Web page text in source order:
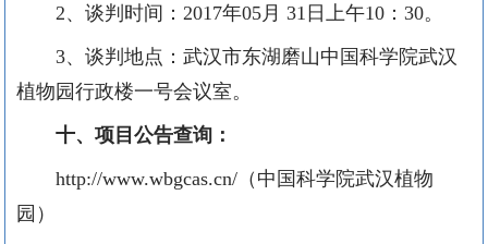
2、谈判时间： 2017年05 月 31 日上午10 ： 30。
3、谈判地点： 武汉市东湖磨山中国科学院武汉
植物园行政楼一号会议室。
十、项目公告查询：
http://www.wbgcas.cn/ （中国科学院武汉植物
园）